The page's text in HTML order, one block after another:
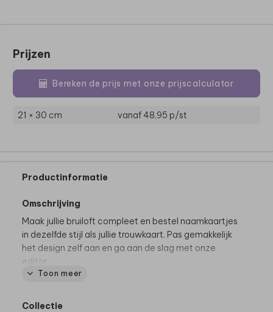
Prijzen
Bereken de prijs met onze prijscalculator
21 × 30 cm vanaf 48,95 p/st
Productinformatie
Omschrijving
Maak jullie bruiloft compleet en bestel naamkaartjes
in dezelfde stijl als jullie trouwkaart. Pas gemakkelijk
het design zelf aan en ga aan de slag met onze
editor.
naamkaartjes
Toon meer
Collectie